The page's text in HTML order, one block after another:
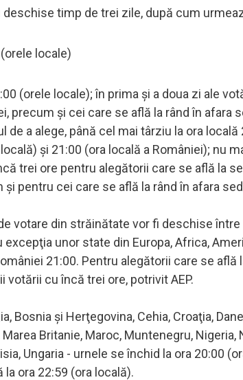
timp de trei zile, după cum
locale)
(orele locale); în prima şi a doua zi ale
precum şi cei care se află la rând în afara
a alege, până cel mai târziu la ora locală
şi 21:00 (ora locală a României); nu
trei ore pentru alegătorii care se află la
pentru cei care se află la rând în afara
votare din străinătate vor fi deschise între
unor state din Europa, Africa,
21:00. Pentru alegătorii care se
cu încă trei ore, potrivit AEP.
Bosnia şi Herţegovina, Cehia, Croaţia,
Britanie, Maroc, Muntenegru, Nigeria,
Ungaria - urnele se închid la ora 20:00
ora 22:59 (ora locală).